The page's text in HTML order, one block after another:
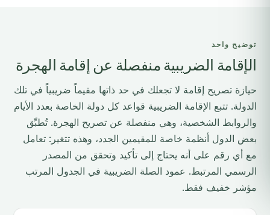
توضيح واحد
الإقامة الضريبية منفصلة عن إقامة الهجرة
حيازة تصريح إقامة لا تجعلك في حد ذاتها مقيماً ضريبياً في تلك
الدولة. تتبع الإقامة الضريبية قواعد كل دولة الخاصة بعدد الأيام
والروابط الشخصية، وهي منفصلة عن تصريح الهجرة. تُطبِّق
بعض الدول أنظمة خاصة للمقيمين الجدد، وهذه تتغير: تعامل
مع أي رقم على أنه يحتاج إلى تأكيد وتحقق من المصدر
الرسمي المرتبط. عمود الصلة الضريبية في الجدول المرتب
مؤشر خفيف فقط.